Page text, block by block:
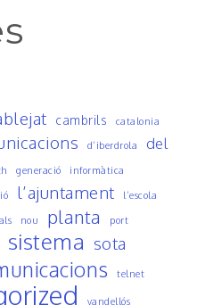
cambrils catalonia
d’iberdrola del
generació informàtica
l’ajuntament l’escola
nou planta port
sistema sota
telnet
vandellós